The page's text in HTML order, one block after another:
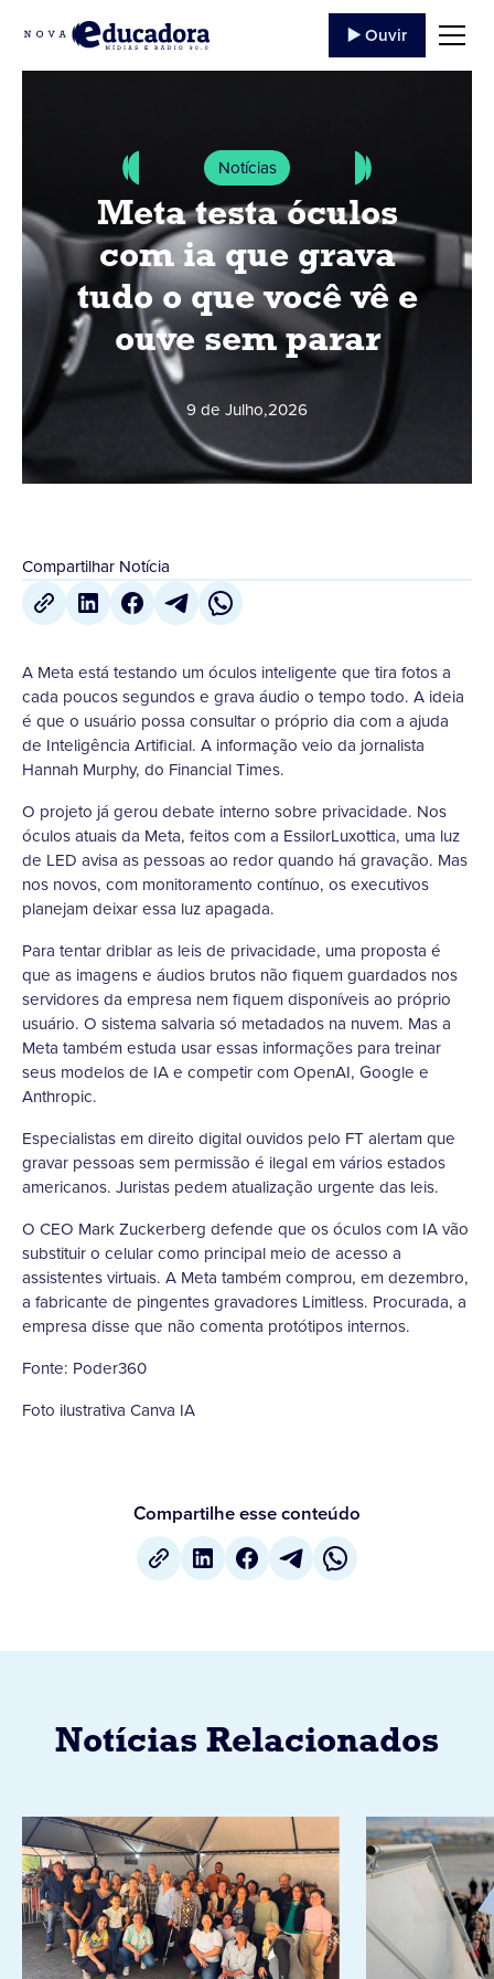
▶️ Ouvir
Notícias
Meta testa óculos
com ia que grava
tudo o que você vê e
ouve sem parar
9 de Julho,2026
Compartilhar Notícia
A Meta está testando um óculos inteligente que tira fotos a
cada poucos segundos e grava áudio o tempo todo. A ideia
é que o usuário possa consultar o próprio dia com a ajuda
de Inteligência Artificial. A informação veio da jornalista
Hannah Murphy, do Financial Times.
O projeto já gerou debate interno sobre privacidade. Nos
óculos atuais da Meta, feitos com a EssilorLuxottica, uma luz
de LED avisa as pessoas ao redor quando há gravação. Mas
nos novos, com monitoramento contínuo, os executivos
planejam deixar essa luz apagada.
Para tentar driblar as leis de privacidade, uma proposta é
que as imagens e áudios brutos não fiquem guardados nos
servidores da empresa nem fiquem disponíveis ao próprio
usuário. O sistema salvaria só metadados na nuvem. Mas a
Meta também estuda usar essas informações para treinar
seus modelos de IA e competir com OpenAI, Google e
Anthropic.
Especialistas em direito digital ouvidos pelo FT alertam que
gravar pessoas sem permissão é ilegal em vários estados
americanos. Juristas pedem atualização urgente das leis.
O CEO Mark Zuckerberg defende que os óculos com IA vão
substituir o celular como principal meio de acesso a
assistentes virtuais. A Meta também comprou, em dezembro,
a fabricante de pingentes gravadores Limitless. Procurada, a
empresa disse que não comenta protótipos internos.
Fonte: Poder360
Foto ilustrativa Canva IA
Compartilhe esse conteúdo
Notícias Relacionados